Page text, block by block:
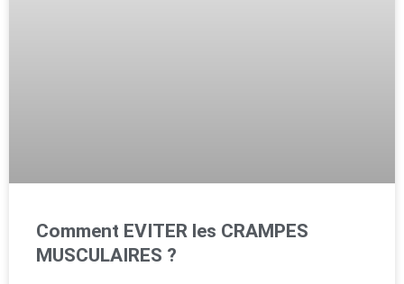
Comment EVITER les CRAMPES
MUSCULAIRES ?